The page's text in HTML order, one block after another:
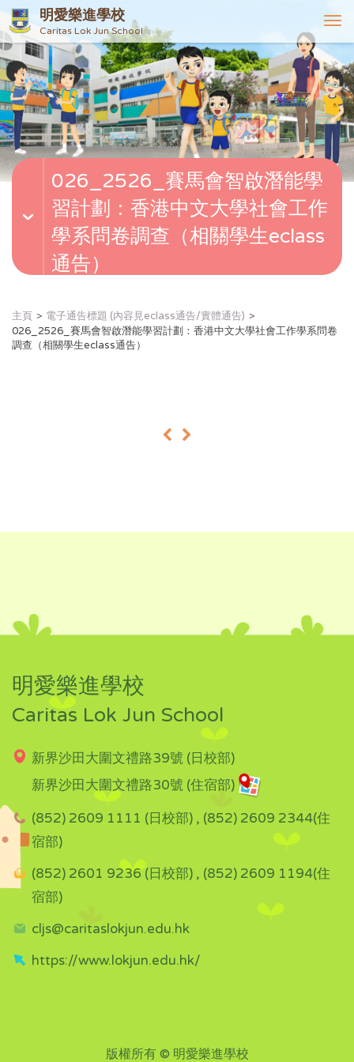
明愛樂進學校
Caritas Lok Jun School
T
o
g
g
l
e
n
v
o
026_2526_賽馬會智啟潛能學
習計劃：香港中文大學社會工作
學系問卷調查（相關學生eclass
通告）
主頁
電子通告標題 (內容見eclass通告/實體通告)
026_2526_賽馬會智啟潛能學習計劃：香港中文大學社會工作學系問卷
調查（相關學生eclass通告）
« »
明愛樂進學校
Caritas Lok Jun School
新界沙田大圍文禮路39號 (日校部)
新界沙田大圍文禮路30號 (住宿部)
(852) 2609 1111 (日校部) , (852) 2609 2344(住
宿部)
(852) 2601 9236 (日校部) , (852) 2609 1194(住
宿部)
cljs@caritaslokjun.edu.hk
https://www.lokjun.edu.hk/
版權所有 © 明愛樂進學校